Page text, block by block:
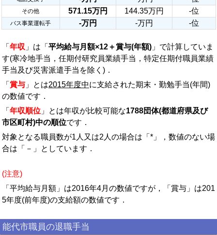
その他 571.15万円 144.35万円 -位
バス事業運転手 -万円 -万円 -位
「 年収 」は「 平均給与月額×12＋賞与(年額) 」で計算していま
す(寒冷地手当，任期付研究員業績手当，特定任期付職員業績
手当及び災害派遣手当を除く)．
「 賞与 」とは2015年度中に支給された期末・勤勉手当(年間)
の数値です．
「 年収順位 」とは年収が比較可能な1788団体(都道府県及び
市区町村)中の順位です．
対象となる職員数が1人又は2人の場合は「*」，数値のない場
合は「－」としています．
(注意)
「平均給与月額」は2016年4月の数値ですが，「賞与」は201
5年度(前年度)の支給額の数値です．
能代市職員の退職手当